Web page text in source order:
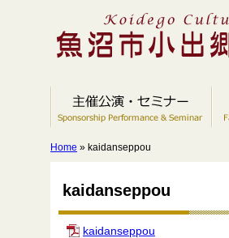
Home » kaidanseppou
kaidanseppou
kaidanseppou